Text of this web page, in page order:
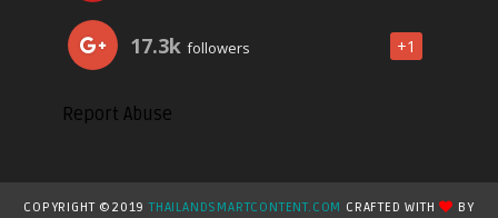
17.3k followers +1
Report Abuse
COPYRIGHT ©2019THAILANDSMARTCONTENT.COM CRAFTED WITH BY